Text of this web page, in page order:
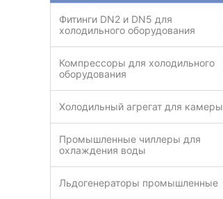
Фитинги DN2 и DN5 для
холодильного оборудования
Компрессоры для холодильного
оборудования
Холодильный агрегат для камеры
Промышленные чиллеры для
охлаждения воды
Льдогенераторы промышленные